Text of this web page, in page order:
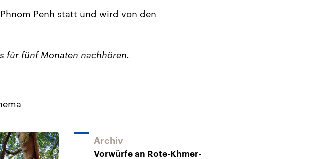
Penh statt und wird von den
für fünf Monaten nachhören.
Archiv
Vorwürfe an Rote-Khmer-